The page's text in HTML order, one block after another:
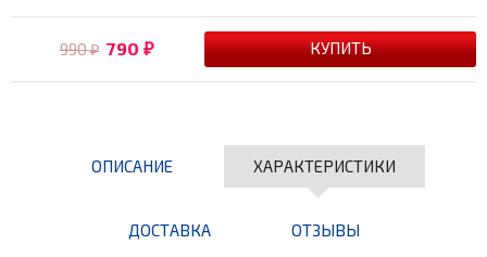
990₽ 790 ₽
ОПИСАНИЕ ХАРАКТЕРИСТИКИ
ДОСТАВКА ОТЗЫВЫ